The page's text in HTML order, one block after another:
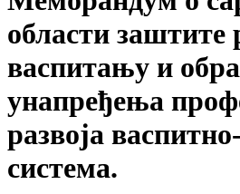
области заштите
васпитању и
унапређења
развоја
система.